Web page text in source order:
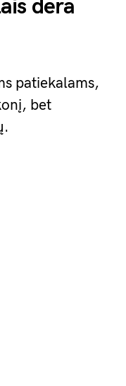
dera
patiekalams,
bet